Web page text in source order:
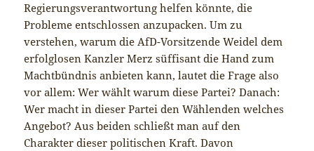
Regierungsverantwortung helfen könnte, die
Probleme entschlossen anzupacken. Um zu
verstehen, warum die AfD-Vorsitzende Weidel dem
erfolglosen Kanzler Merz süffisant die Hand zum
Machtbündnis anbieten kann, lautet die Frage also
vor allem: Wer wählt warum diese Partei? Danach:
Wer macht in dieser Partei den Wählenden welches
Angebot? Aus beiden schließt man auf den
Charakter dieser politischen Kraft. Davon